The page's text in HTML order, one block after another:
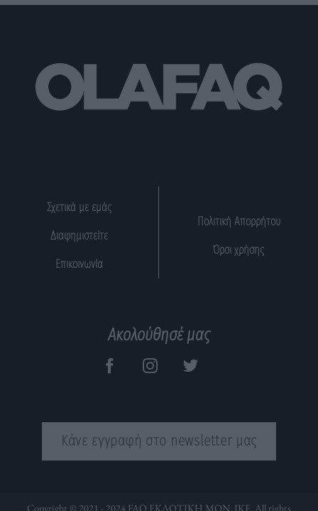
Σχετικά με εμάς
Διαφημιστείτε
Επικοινωνία
Πολιτική Απορρήτου
Όροι χρήσης
Ακολούθησέ μας
Κάνε εγγραφή στο newsletter μας
Copyright © 2021 - 2024 FAQ ΕΚΔΟΤΙΚΗ ΜΟΝ. ΙΚΕ. All rights